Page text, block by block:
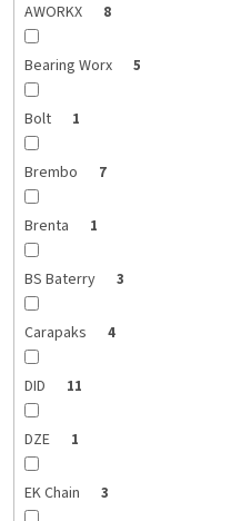
AWORKX 8
Bearing Worx 5
Bolt 1
Brembo 7
Brenta 1
BS Baterry 3
Carapaks 4
DID 11
DZE 1
EK Chain 3